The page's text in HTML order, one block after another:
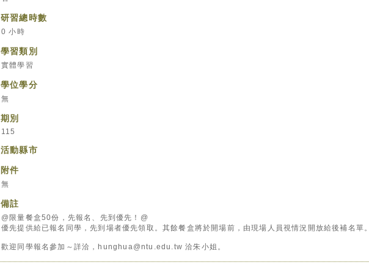
研習總時數
0 小時
學習類別
實體學習
學位學分
無
期別
115
活動縣市
附件
無
備註
@限量餐盒50份，先報名、先到優先！@
優先提供給已報名同學，先到場者優先領取。其餘餐盒將於開場前，由現場人員視情況開放給後補名單。
歡迎同學報名參加～詳洽，hunghua@ntu.edu.tw 洽朱小姐。